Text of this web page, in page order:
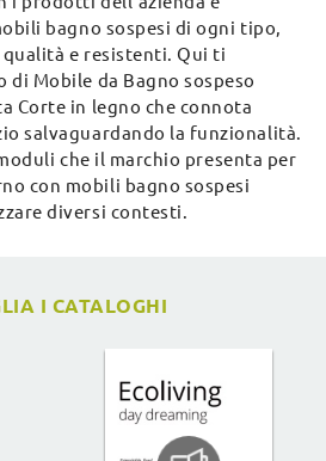
bagno sospesi di ogni tipo,
e resistenti. Qui ti
di Mobile da Bagno sospeso
Corte in legno che connota
salvaguardando la funzionalità.
che il marchio presenta per
con mobili bagno sospesi
diversi contesti.
I CATALOGHI